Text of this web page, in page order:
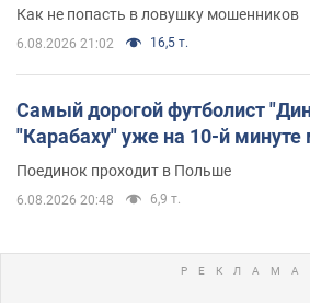
Как не попасть в ловушку мошенников
6.08.2026 21:02 16,5 т.
Самый дорогой футболист
"Карабаху" уже на 10-й минуте
Поединок проходит в Польше
6.08.2026 20:48 6,9 т.